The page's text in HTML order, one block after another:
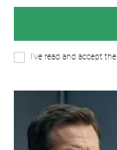
I've read and accept the